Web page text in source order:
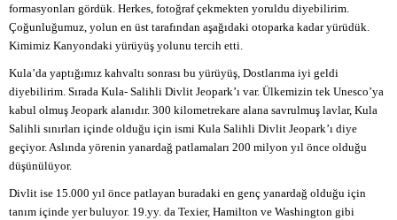
formasyonları gördük. Herkes, fotoğraf çekmekten yoruldu diyebilirim.
Çoğunluğumuz, yolun en üst tarafından aşağıdaki otoparka kadar yürüdük.
Kimimiz Kanyondaki yürüyüş yolunu tercih etti.
Kula’da yaptığımız kahvaltı sonrası bu yürüyüş, Dostlarıma iyi geldi
diyebilirim. Sırada Kula- Salihli Divlit Jeopark’ı var. Ülkemizin tek Unesco’ya
kabul olmuş Jeopark alanıdır. 300 kilometrekare alana savrulmuş lavlar, Kula
Salihli sınırları içinde olduğu için ismi Kula Salihli Divlit Jeopark’ı diye
geçiyor. Aslında yörenin yanardağ patlamaları 200 milyon yıl önce olduğu
düşünülüyor.
Divlit ise 15.000 yıl önce patlayan buradaki en genç yanardağ olduğu için
tanım içinde yer buluyor. 19.yy. da Texier, Hamilton ve Washington gibi